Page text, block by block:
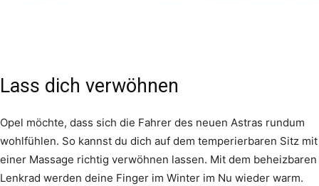
Lass dich verwöhnen
Opel möchte, dass sich die Fahrer des neuen Astras rundum
wohlfühlen. So kannst du dich auf dem temperierbaren Sitz mit
einer Massage richtig verwöhnen lassen. Mit dem beheizbaren
Lenkrad werden deine Finger im Winter im Nu wieder warm.